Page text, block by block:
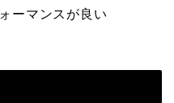
ーマンスが良い